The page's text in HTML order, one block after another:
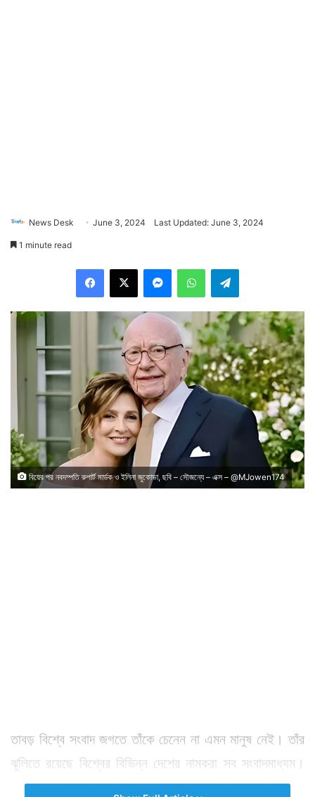
News Desk June 3, 2024 Last Updated: June 3, 2024
1 minute read
বিয়ের পর নবদম্পতি রুপার্ট মার্ডক ও ইলিনা জুকোভা, ছবি – সৌজন্যে – এক্স – @MJowen174
তাবড় বিশ্বে সংবাদ জগতে তাঁকে চেনেন না এমন মানুষ নেই। তাঁর
ঝুলিতে রয়েছে বিশ্বের বিভিন্ন দেশের নামকরা সব সংবাদমাধ্যম।
মিডিয়া টাইকুন বলেই তাঁর পরিচিতি। সেই মানুষটি এবার তাঁর পঞ্চম